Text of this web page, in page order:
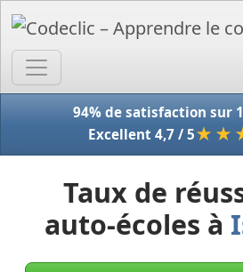
94% de satisfaction sur
Excellent 4,7 / 5
Taux de
auto-écoles à